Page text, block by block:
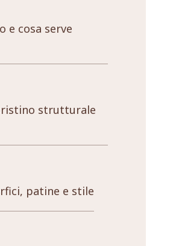
e cosa serve
strutturale
patine e stile